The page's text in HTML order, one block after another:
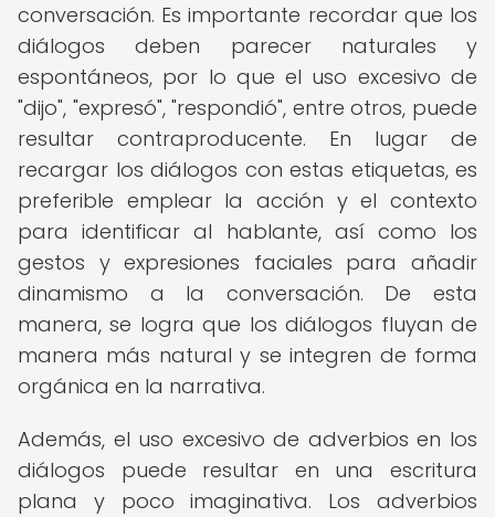
conversación. Es importante recordar que los
diálogos deben parecer naturales y
espontáneos, por lo que el uso excesivo de
"dijo", "expresó", "respondió", entre otros, puede
resultar contraproducente. En lugar de
recargar los diálogos con estas etiquetas, es
preferible emplear la acción y el contexto
para identificar al hablante, así como los
gestos y expresiones faciales para añadir
dinamismo a la conversación. De esta
manera, se logra que los diálogos fluyan de
manera más natural y se integren de forma
orgánica en la narrativa.
Además, el uso excesivo de adverbios en los
diálogos puede resultar en una escritura
plana y poco imaginativa. Los adverbios